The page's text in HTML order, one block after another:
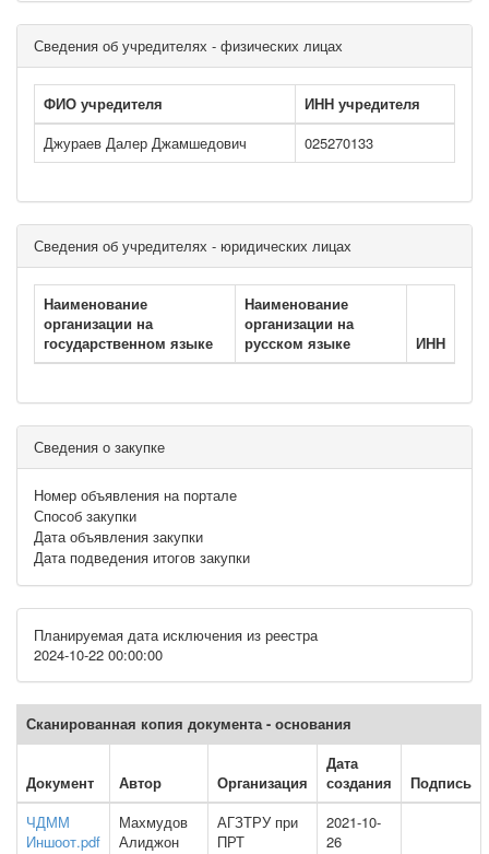
Сведения об учредителях - физических лицах
ФИО учредителя
ИНН учредителя
Джураев Далер Джамшедович
025270133
Сведения об учредителях - юридических лицах
Наименование
организации на
государственном языке
Наименование
организации на
русском языке
ИНН
Сведения о закупке
Номер объявления на портале
Способ закупки
Дата объявления закупки
Дата подведения итогов закупки
Планируемая дата исключения из реестра
2024-10-22 00:00:00
Сканированная копия документа - основания
Документ Автор Организация
Дата
создания
Подпись
ЧДММ
Иншоот.pdf
Махмудов
Алиджон
АГЗТРУ при
ПРТ
2021-10-
26